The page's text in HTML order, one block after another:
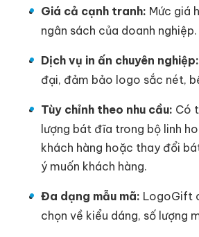
Giá cả cạnh tranh: Mức giá
ngân sách của doanh nghiệp.
Dịch vụ in ấn chuyên nghiệp:
đại, đảm bảo logo sắc nét,
Tùy chỉnh theo nhu cầu: Có
lượng bát đĩa trong bộ linh
khách hàng hoặc thay đổi
ý muốn khách hàng.
Đa dạng mẫu mã: LogoGift
chọn về kiểu dáng, số lượng